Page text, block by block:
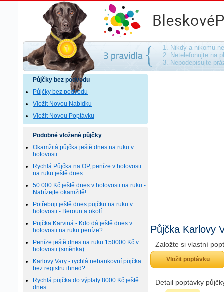
Půjčky bez podvodu - na směnku, bez
1. Nikdy a nikomu
2. Netelefonujte na
3. Nepodepisujte
Půjčky bez podvodu
Půjčky bez podvodu
Vložit Novou Nabídku
Vložit Novou Poptávku
Podobné vložené půjčky
Okamžitá půjčka ještě dnes na ruku v
hotovosti
Rychlá Půjčka na OP, peníze v hotovosti
na ruku ještě dnes
50 000 Kč ještě dnes v hotovosti na ruku -
Nabízejte okamžitě!
Potřebuji ještě dnes půjčku na ruku v
hotovosti - Beroun a okolí
Půjčka Karviná - Kdo dá ještě dnes v
hotovosti na ruku peníze?
Peníze ještě dnes na ruku 150000 Kč v
hotovosti (směnka)
Karlovy Vary - rychlá nebankovní půjčka
bez registru ihned?
Rychlá půjčka do výplaty 8000 Kč ještě
dnes
Půjčka Karlovy
Založte si vlastní
Vložit poptávku
Detail poptávky